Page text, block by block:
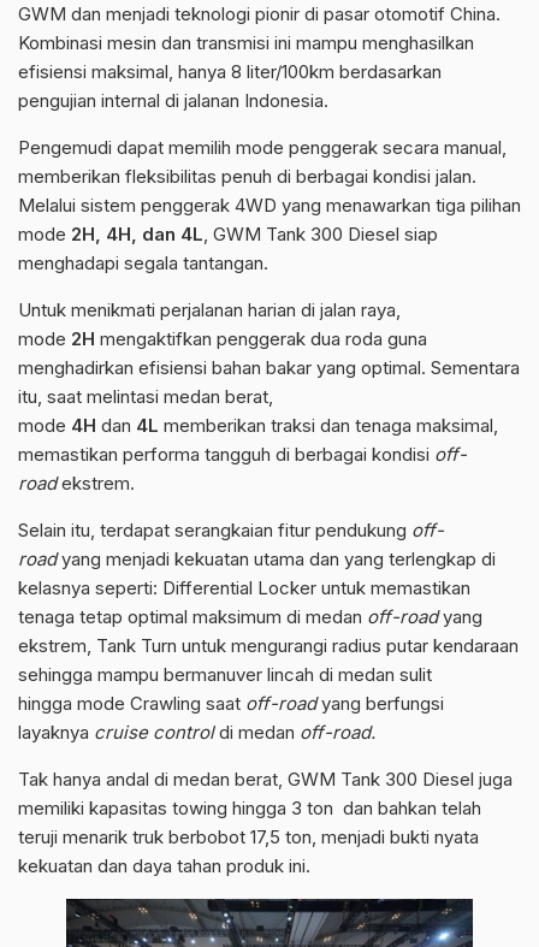
GWM dan menjadi teknologi pionir di pasar otomotif China.
Kombinasi mesin dan transmisi ini mampu menghasilkan
efisiensi maksimal, hanya 8 liter/100km berdasarkan
pengujian internal di jalanan Indonesia.
Pengemudi dapat memilih mode penggerak secara manual,
memberikan fleksibilitas penuh di berbagai kondisi jalan.
Melalui sistem penggerak 4WD yang menawarkan tiga pilihan
mode 2H, 4H, dan 4L, GWM Tank 300 Diesel siap
menghadapi segala tantangan.
Untuk menikmati perjalanan harian di jalan raya,
mode 2H mengaktifkan penggerak dua roda guna
menghadirkan efisiensi bahan bakar yang optimal. Sementara
itu, saat melintasi medan berat,
mode 4H dan 4L memberikan traksi dan tenaga maksimal,
memastikan performa tangguh di berbagai kondisi off-
roadekstrem.
Selain itu, terdapat serangkaian fitur pendukung off-
roadyang menjadi kekuatan utama dan yang terlengkap di
kelasnya seperti: Differential Locker untuk memastikan
tenaga tetap optimal maksimum di medan off-roadyang
ekstrem, Tank Turn untuk mengurangi radius putar kendaraan
sehingga mampu bermanuver lincah di medan sulit
hingga mode Crawling saat off-roadyang berfungsi
layaknya cruise controldi medan off-road.
Tak hanya andal di medan berat, GWM Tank 300 Diesel juga
memiliki kapasitas towing hingga 3 ton dan bahkan telah
teruji menarik truk berbobot 17,5 ton, menjadi bukti nyata
kekuatan dan daya tahan produk ini.